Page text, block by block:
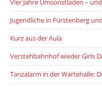
Vier Jahre Umsonstladen –
Jugendliche in Fürstenberg
Kurz aus der Aula
Verstehbahnhof wieder Girls
Tanzalarm in der Wartehalle: